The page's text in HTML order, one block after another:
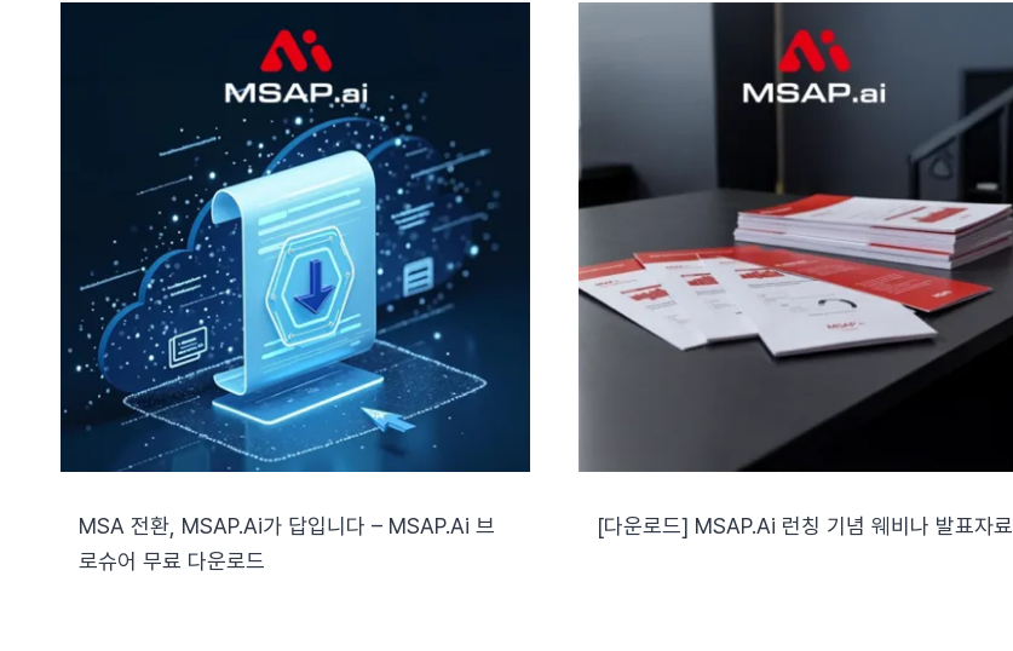
MSA 전환, MSAP.ai가 답입니다 – MSAP.ai 브
로슈어 무료 다운로드
[다운로드] MSAP.ai 런칭 기념 웨비나 발표자료